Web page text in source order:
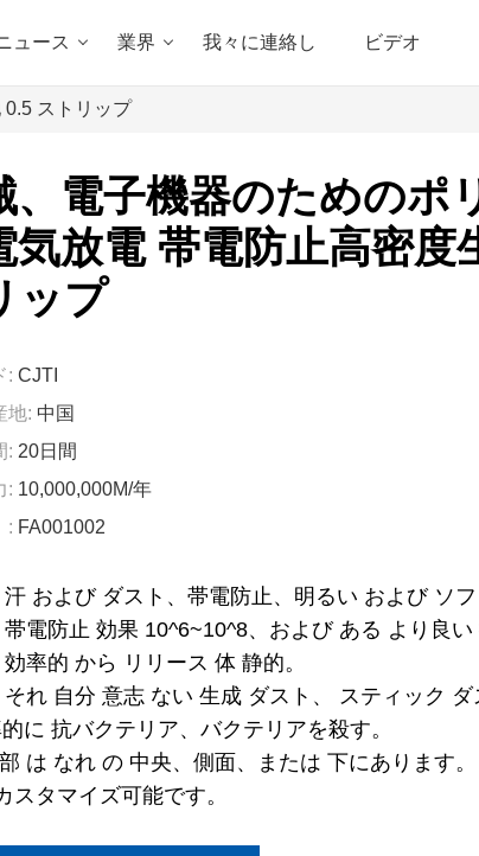
ュース 業界 我々に連絡し ビデオ
ストリップ
、電子機器のためのポ
気放電 帯電防止高密度
ップ
: CJTI
地: 中国
: 20日間
: 10,000,000M/年
: FA001002
および ダスト、帯電防止、明るい および ソフ
電防止 効果 10^6~10^8、および ある より良い
率的 から リリース 体 静的。
れ 自分 意志 ない 生成 ダスト、 スティック ダ
に 抗バクテリア、バクテリアを殺す。
は なれ の 中央、側面、または 下にあります。
スタマイズ可能です。